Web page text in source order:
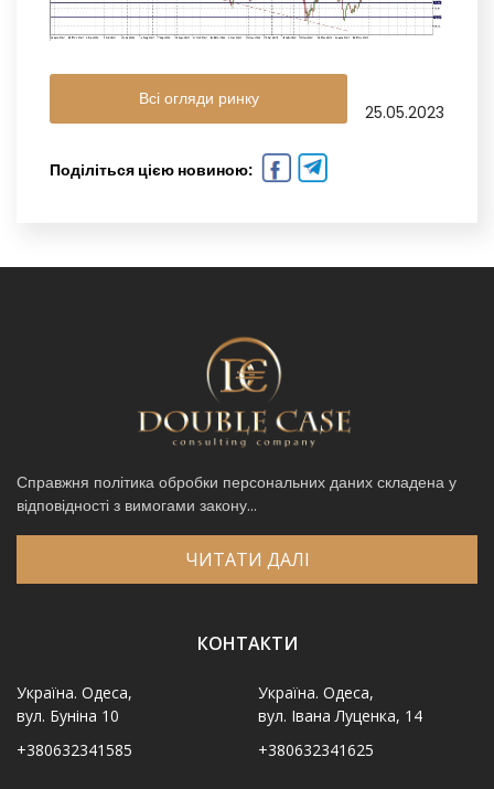
Всі огляди ринку
25.05.2023
Поділіться цією новиною:
Справжня політика обробки персональних даних складена у
відповідності з вимогами закону...
ЧИТАТИ ДАЛІ
КОНТАКТИ
Україна. Одеса,
вул. Буніна 10
+380632341585
Україна. Одеса,
вул. Івана Луценка, 14
+380632341625